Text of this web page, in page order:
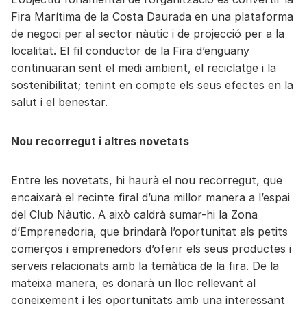
Fira Marítima de la Costa Daurada en una plataforma
de negoci per al sector nàutic i de projecció per a la
localitat. El fil conductor de la Fira d’enguany
continuaran sent el medi ambient, el reciclatge i la
sostenibilitat; tenint en compte els seus efectes en la
salut i el benestar.
Nou recorregut i altres novetats
Entre les novetats, hi haurà el nou recorregut, que
encaixarà el recinte firal d’una millor manera a l’espai
del Club Nàutic. A això caldrà sumar-hi la Zona
d’Emprenedoria, que brindarà l’oportunitat als petits
comerços i emprenedors d’oferir els seus productes i
serveis relacionats amb la temàtica de la fira. De la
mateixa manera, es donarà un lloc rellevant al
coneixement i les oportunitats amb una interessant